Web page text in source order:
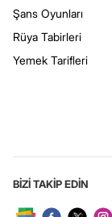
Şans Oyunları
Rüya Tabirleri
Yemek Tarifleri
BİZİ TAKİP EDİN